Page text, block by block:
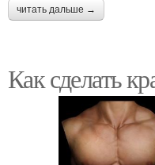
читать дальше →
Как сделать